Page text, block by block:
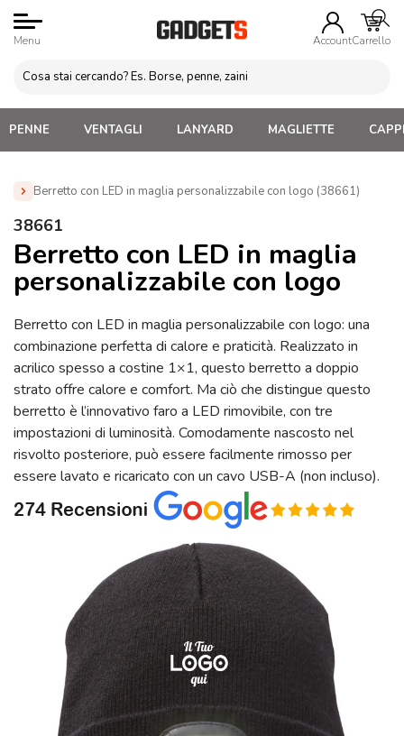
Menu AccountCarrello
PENNE VENTAGLI LANYARD MAGLIETTE
Berretto con LED in maglia personalizzabile con logo (38661)
Home »
con logo (38661)
38661
Berretto con LED in maglia
personalizzabile con logo
Berretto con LED in maglia personalizzabile con logo: una
combinazione perfetta di calore e praticità. Realizzato in
acrilico spesso a costine 1×1, questo berretto a doppio
strato offre calore e comfort. Ma ciò che distingue questo
berretto è l’innovativo faro a LED rimovibile, con tre
impostazioni di luminosità. Comodamente nascosto nel
risvolto posteriore, può essere facilmente rimosso per
essere lavato e ricaricato con un cavo USB-A (non incluso).